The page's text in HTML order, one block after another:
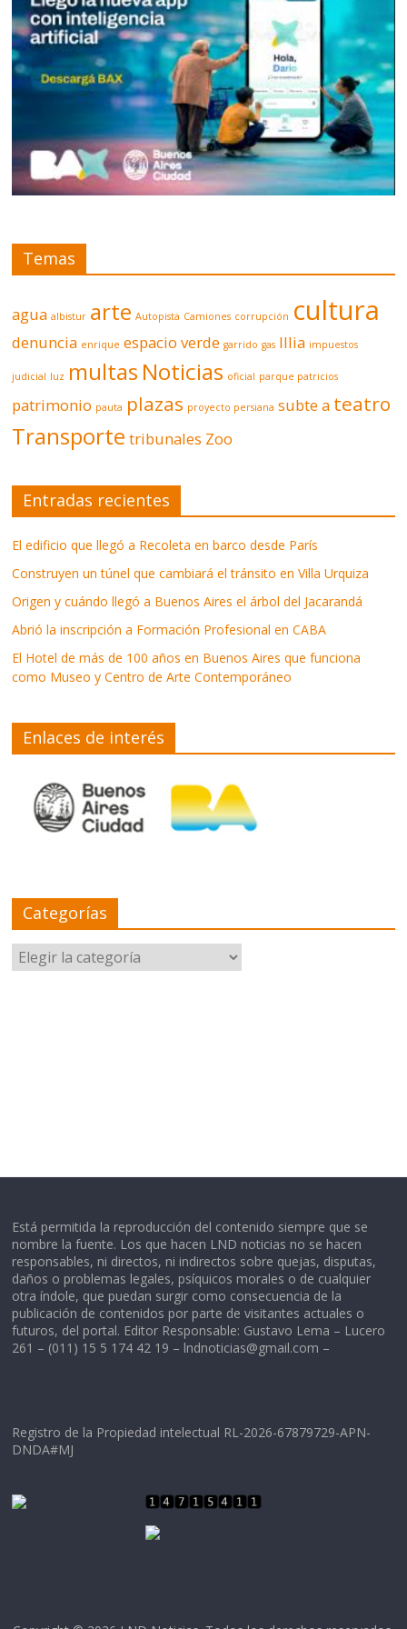
Temas
agua albistur arte Autopista Camiones corrupción cultura
denuncia enrique espacio verde garrido gas Illia impuestos
judicial luz multas Noticias oficial parque patricios
patrimonio pauta plazas proyecto persiana subte a teatro
Transporte tribunales Zoo
Entradas recientes
El edificio que llegó a Recoleta en barco desde París
Construyen un túnel que cambiará el tránsito en Villa Urquiza
Origen y cuándo llegó a Buenos Aires el árbol del Jacarandá
Abrió la inscripción a Formación Profesional en CABA
El Hotel de más de 100 años en Buenos Aires que funciona
como Museo y Centro de Arte Contemporáneo
Enlaces de interés
Categorías
Categorías
Está permitida la reproducción del contenido siempre que se
nombre la fuente. Los que hacen LND noticias no se hacen
responsables, ni directos, ni indirectos sobre quejas, disputas,
daños o problemas legales, psíquicos morales o de cualquier
otra índole, que puedan surgir como consecuencia de la
publicación de contenidos por parte de visitantes actuales o
futuros, del portal. Editor Responsable: Gustavo Lema – Lucero
261 – (011) 15 5 174 42 19 – lndnoticias@gmail.com –
Registro de la Propiedad intelectual RL-2026-67879729-APN-
DNDA#MJ